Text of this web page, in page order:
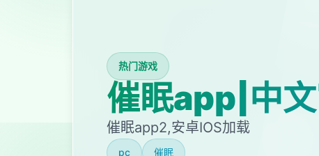
热门游戏
催眠app|中
催眠app2,安卓IOS加载
pc 催眠